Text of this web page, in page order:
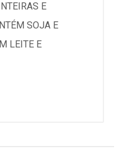
E
SOJA E
LEITE E